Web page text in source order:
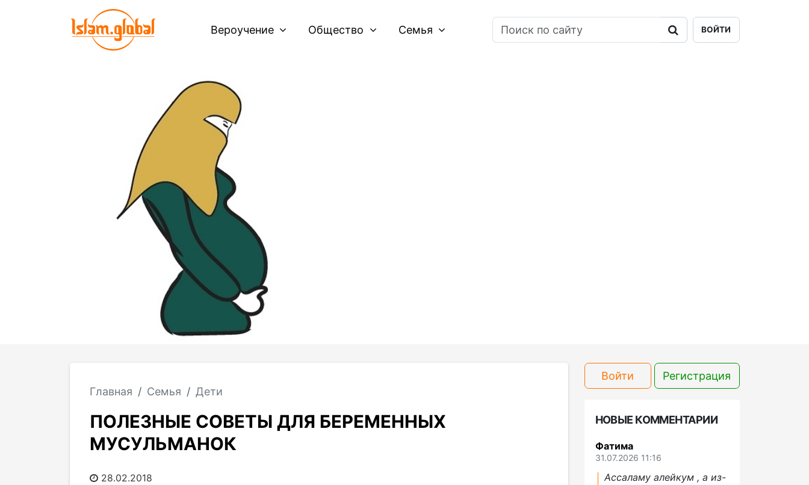
Вероучение Общество Семья ВОЙТИ
Главная Семья Дети
ПОЛЕЗНЫЕ СОВЕТЫ ДЛЯ БЕРЕМЕННЫХ
МУСУЛЬМАНОК
28.02.2018
Войти Регистрация
НОВЫЕ КОММЕНТАРИИ
Фатима
31.07.2026 11:16
Ассаламу алейкум , а из-